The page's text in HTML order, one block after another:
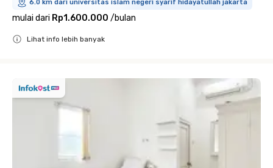
6.0 km dari universitas islam negeri syarif hidayatullah jakarta
mulai dari Rp1.600.000 /bulan
Lihat info lebih banyak